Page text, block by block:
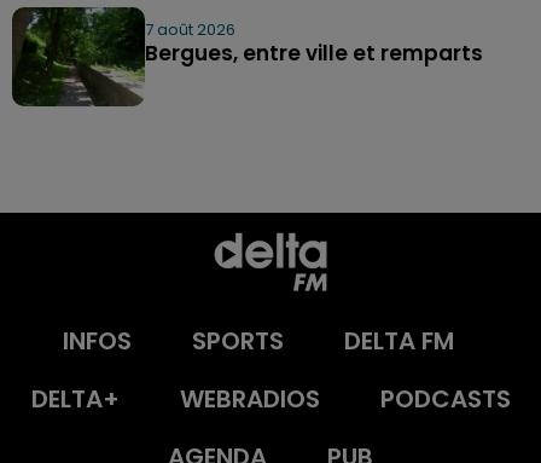
7 août 2026
Bergues, entre ville et remparts
INFOS SPORTS
DELTA FM
DELTA+
WEBRADIOS
PODCASTS